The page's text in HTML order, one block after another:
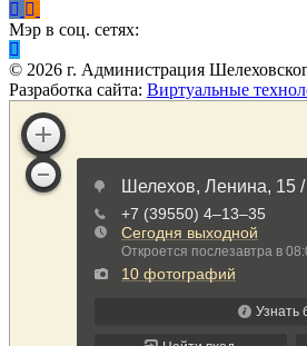
Мэр в соц. сетях:
© 2026 г. Администрация
Разработка сайта: Виртуальные